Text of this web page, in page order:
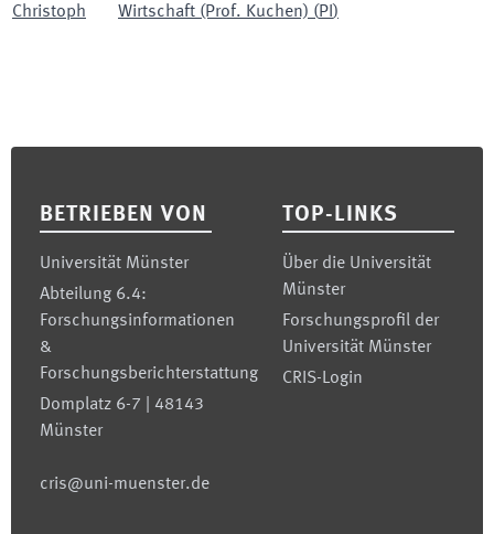
Christoph
Wirtschaft (Prof. Kuchen) (PI )
BETRIEBEN VON
Universität Münster
Abteilung 6.4:
Forschungsinformationen
&
Forschungsberichterstattung
Domplatz 6-7 | 48143
Münster
cris@uni-muenster.de
TOP-LINKS
Über die Universität
Münster
Forschungsprofil der
Universität Münster
CRIS-Login